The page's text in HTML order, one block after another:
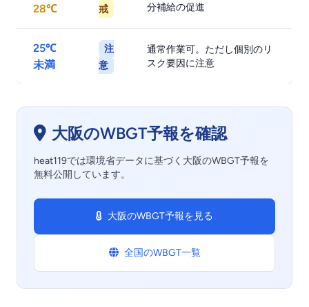
28℃
戒
分補給の促進
25℃
未満
注
意
通常作業可。ただし個別のリ
スク要因に注意
大阪のWBGT予報を確認
heat119では環境省データに基づく大阪のWBGT予報を
無料公開しています。
大阪のWBGT予報を見る
全国のWBGT一覧